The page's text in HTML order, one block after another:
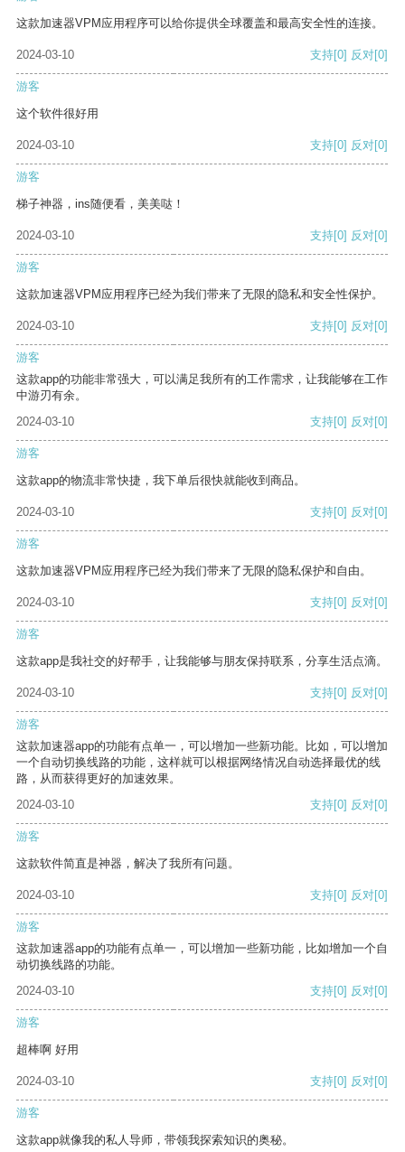
这款加速器VPM应用程序可以给你提供全球覆盖和最高安全性的连接。
2024-03-10 支持[0] 反对[0]
游客
这个软件很好用
2024-03-10 支持[0] 反对[0]
游客
梯子神器，ins随便看，美美哒！
2024-03-10 支持[0] 反对[0]
游客
这款加速器VPM应用程序已经为我们带来了无限的隐私和安全性保护。
2024-03-10 支持[0] 反对[0]
游客
这款app的功能非常强大，可以满足我所有的工作需求，让我能够在工作
中游刃有余。
2024-03-10
支持[0] 反对[0]
游客
这款app的物流非常快捷，我下单后很快就能收到商品。
2024-03-10 支持[0] 反对[0]
游客
这款加速器VPM应用程序已经为我们带来了无限的隐私保护和自由。
2024-03-10 支持[0] 反对[0]
游客
这款app是我社交的好帮手，让我能够与朋友保持联系，分享生活点滴。
2024-03-10 支持[0] 反对[0]
游客
这款加速器app的功能有点单一，可以增加一些新功能。比如，可以增加
一个自动切换线路的功能，这样就可以根据网络情况自动选择最优的线
路，从而获得更好的加速效果。
2024-03-10
支持[0] 反对[0]
游客
这款软件简直是神器，解决了我所有问题。
2024-03-10 支持[0] 反对[0]
游客
这款加速器app的功能有点单一，可以增加一些新功能，比如增加一个自
动切换线路的功能。
2024-03-10
支持[0] 反对[0]
游客
超棒啊 好用
2024-03-10 支持[0] 反对[0]
游客
这款app就像我的私人导师，带领我探索知识的奥秘。